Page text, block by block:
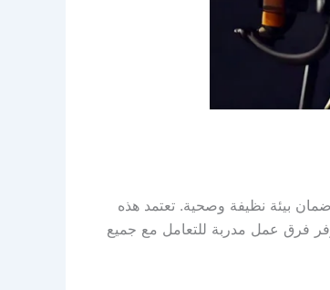
بيئة نظيفة وصحية. تعتمد هذه
فرق عمل مدربة للتعامل مع جميع